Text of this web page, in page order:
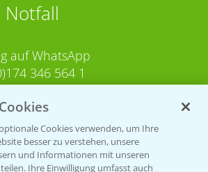
Notfall
auf WhatsApp
346 564 1
Cookies verwenden, um Ihre
besser zu verstehen, unsere
und Informationen mit unseren
Ihre Einwilligung umfasst auch